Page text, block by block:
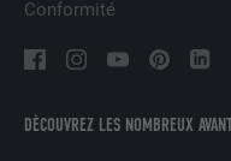
DÉCOUVREZ LES NOMBREUX
Conformité
NOM
FOURNISSEUR
EXPIRATION 2 ans